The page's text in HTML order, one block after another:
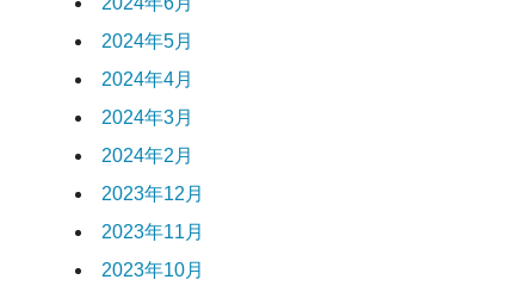
2024年5月
2024年4月
2024年3月
2024年2月
2023年12月
2023年11月
2023年10月